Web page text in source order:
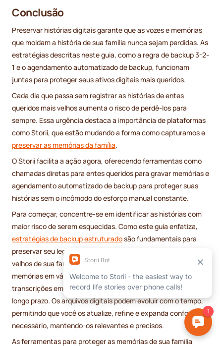
Conclusão
Preservar histórias digitais garante que as vozes e memórias
que moldam a história de sua família nunca sejam perdidas. As
estratégias descritas neste guia, como a regra de backup 3-2-
1 e o agendamento automatizado de backup, funcionam
juntas para proteger seus ativos digitais mais queridos.
Cada dia que passa sem registrar as histórias de entes
queridos mais velhos aumenta o risco de perdê-los para
sempre. Essa urgência destaca a importância de plataformas
como Storii, que estão mudando a forma como capturamos e
preservar as memórias da família.
O Storii facilita a ação agora, oferecendo ferramentas como
chamadas diretas para entes queridos para gravar memórias e
agendamento automatizado de backup para proteger suas
histórias sem o incômodo do esforço manual constante.
Para começar, concentre-se em identificar as histórias com
maior risco de serem esquecidas. Como este guia enfatiza,
estratégias de backup estruturadosão fundamentais para
preservar seu legado digital. Comece com os membros mais
velhos de sua família e registre sistematicamente suas
memórias em vários formatos, como arquivos de áudio e
transcrições em PDF, para garantir redundância e proteção a
longo prazo. Os arquivos digitais podem evoluir com o tempo,
permitindo que você os atualize, refine e expanda conforme
necessário, mantendo-os relevantes e precisos.
As ferramentas para proteger as memórias de sua família